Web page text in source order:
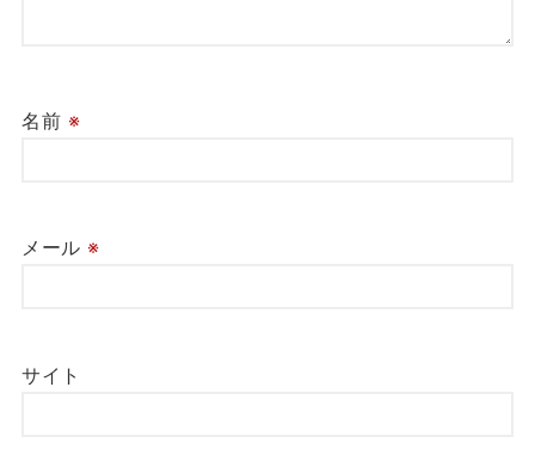
名前 ※
メール ※
サイト